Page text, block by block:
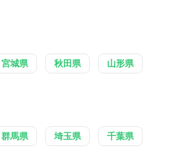
宮城県 秋田県 山形県
群馬県 埼玉県 千葉県